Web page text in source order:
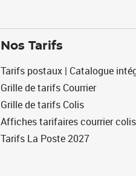
Nos Tarifs
Tarifs postaux | Catalogue
Grille de tarifs Courrier
Grille de tarifs Colis
Affiches tarifaires courrier colis
Tarifs La Poste 2027